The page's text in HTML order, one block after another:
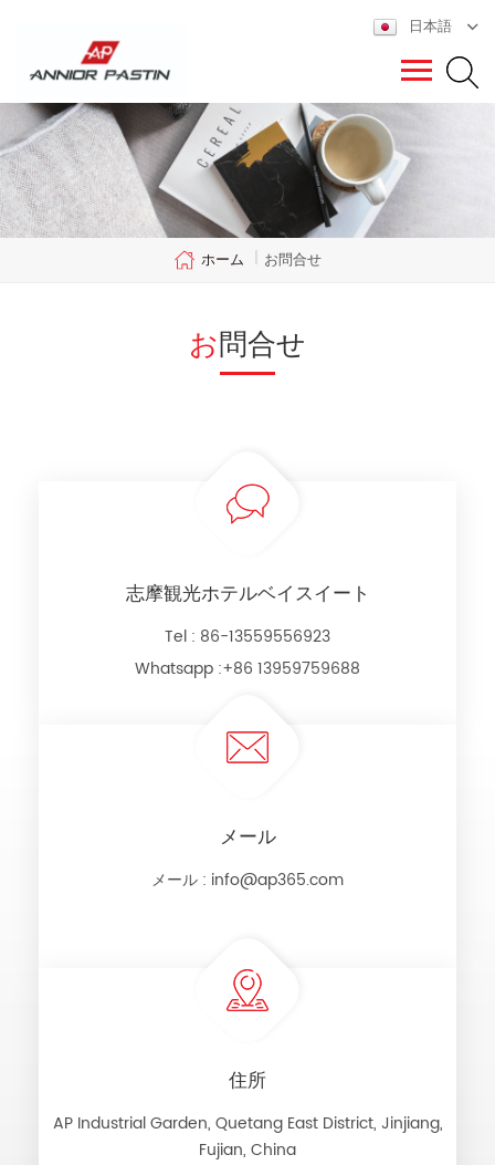
日本語
ホーム | お問合せ
お問合せ
志摩観光ホテルベイスイート
Tel : 86-13559556923
Whatsapp :+86 13959759688
メール
メール : info@ap365.com
住所
AP Industrial Garden, Quetang East District, Jinjiang,
Fujian, China